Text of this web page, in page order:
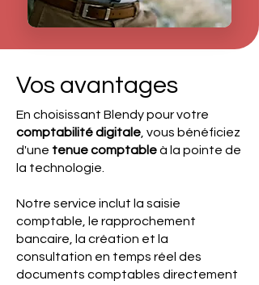
Vos avantages
En choisissant Blendy pour votre
comptabilité digitale , vous bénéficiez
d'une tenue comptableà la pointe de
la technologie.
Notre service inclut la saisie
comptable, le rapprochement
bancaire, la création et la
consultation en temps réel des
documents comptables directement